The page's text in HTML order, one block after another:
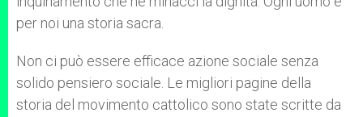
per noi una storia sacra.
Non ci può essere efficace azione sociale senza
solido pensiero sociale. Le migliori pagine della
storia del movimento cattolico sono state scritte da